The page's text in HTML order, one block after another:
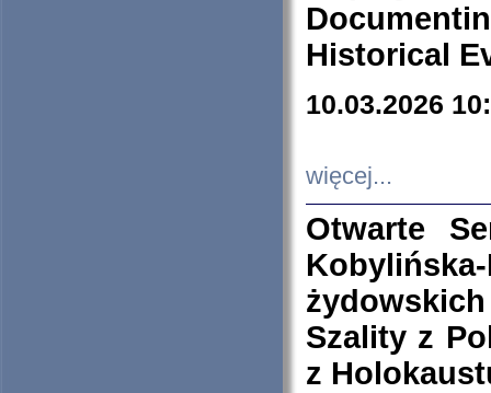
Historical
10.03.2026
więcej...
Otwarte
Szality z
z